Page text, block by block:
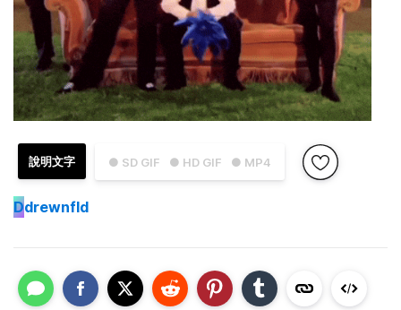
● SD GIF ● HD GIF ● MP4
說明文字
Ddrewnfld